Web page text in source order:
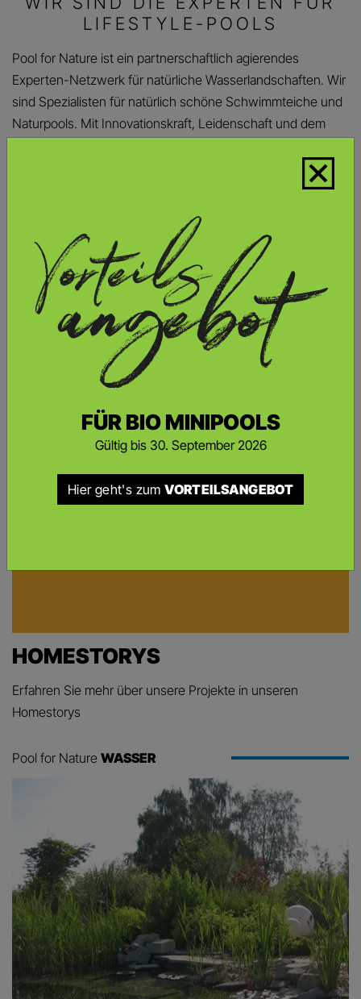
FÜR BIO MINIPOOLS
Gültig bis 30. September 2026
Hier geht's zum VORTEILSANGEBOT
LIFESTYLE-POOLS
Pool for Nature ist ein partnerschaftlich agierendes
Experten-Netzwerk für natürliche Wasserlandschaften. Wir
sind Spezialisten für natürlich schöne Schwimmteiche und
Naturpools. Mit Innovationskraft, Leidenschaft und dem
Mitgliedsbetriebe Wasser in Ihrem Garten zu einem zeitlos
Pool for NatureLEBEN
HOMESTORYS
Erfahren Sie mehr über unsere Projekte in unseren
Homestorys
Pool for Nature WASSER